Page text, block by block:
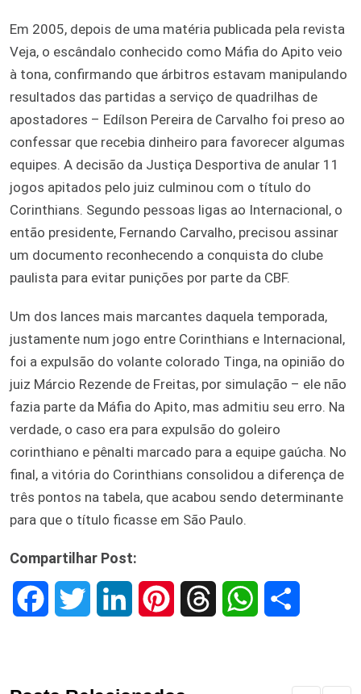
Em 2005, depois de uma matéria publicada pela revista
Veja, o escândalo conhecido como Máfia do Apito veio
à tona, confirmando que árbitros estavam manipulando
resultados das partidas a serviço de quadrilhas de
apostadores – Edílson Pereira de Carvalho foi preso ao
confessar que recebia dinheiro para favorecer algumas
equipes. A decisão da Justiça Desportiva de anular 11
jogos apitados pelo juiz culminou com o título do
Corinthians. Segundo pessoas ligas ao Internacional, o
então presidente, Fernando Carvalho, precisou assinar
um documento reconhecendo a conquista do clube
paulista para evitar punições por parte da CBF.
Um dos lances mais marcantes daquela temporada,
justamente num jogo entre Corinthians e Internacional,
foi a expulsão do volante colorado Tinga, na opinião do
juiz Márcio Rezende de Freitas, por simulação – ele não
fazia parte da Máfia do Apito, mas admitiu seu erro. Na
verdade, o caso era para expulsão do goleiro
corinthiano e pênalti marcado para a equipe gaúcha. No
final, a vitória do Corinthians consolidou a diferença de
três pontos na tabela, que acabou sendo determinante
para que o título ficasse em São Paulo.
Compartilhar Post: